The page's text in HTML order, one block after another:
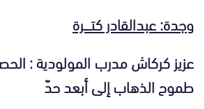
وجدة: عبدالقادر كتـــــرة
عزيز كركاش مدرب المولودية :
طموح الذهاب إلى أبعد حدّ